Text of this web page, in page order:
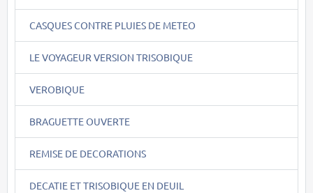
CASQUES CONTRE PLUIES DE METEO
LE VOYAGEUR VERSION TRISOBIQUE
VEROBIQUE
BRAGUETTE OUVERTE
REMISE DE DECORATIONS
DECATIE ET TRISOBIQUE EN DEUIL